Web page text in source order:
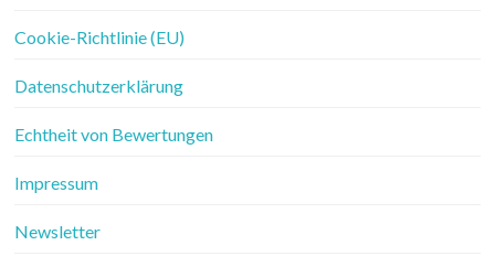
Cookie-Richtlinie (EU)
Datenschutzerklärung
Echtheit von Bewertungen
Impressum
Newsletter